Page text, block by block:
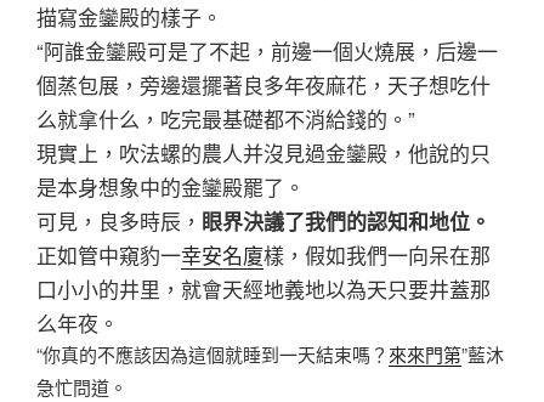
描寫金鑾殿的樣子。
“阿誰金鑾殿可是了不起，前邊一個火燒展，后邊一
個蒸包展，旁邊還擺著良多年夜麻花，天子想吃什
么就拿什么，吃完最基礎都不消給錢的。”
現實上，吹法螺的農人并沒見過金鑾殿，他說的只
是本身想象中的金鑾殿罷了。
可見，良多時辰， 眼界決議了我們的認知和地位。
正如管中窺豹一幸安名廈樣，假如我們一向呆在那
口小小的井里，就會天經地義地以為天只要井蓋那
么年夜。
“你真的不應該因為這個就睡到一天結束嗎？ 來來門第”藍沐
急忙問道。